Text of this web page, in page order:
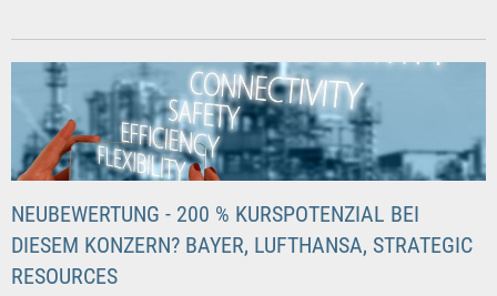
NEUBEWERTUNG - 200 % KURSPOTENZIAL BEI
DIESEM KONZERN? BAYER, LUFTHANSA, STRATEGIC
RESOURCES